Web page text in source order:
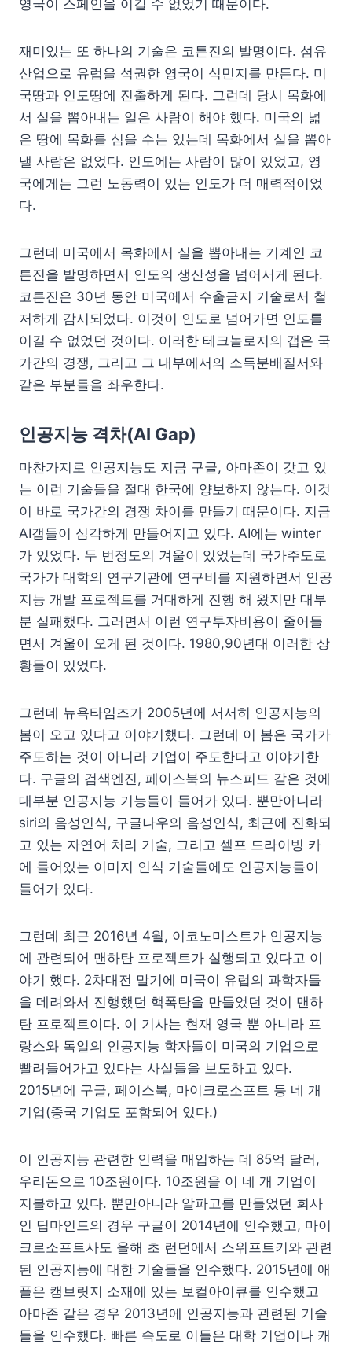
영국이 스페인을 이길 수 없었기 때문이다.
재미있는 또 하나의 기술은 코튼진의 발명이다. 섬유
산업으로 유럽을 석권한 영국이 식민지를 만든다. 미
국땅과 인도땅에 진출하게 된다. 그런데 당시 목화에
서 실을 뽑아내는 일은 사람이 해야 했다. 미국의 넓
은 땅에 목화를 심을 수는 있는데 목화에서 실을 뽑아
낼 사람은 없었다. 인도에는 사람이 많이 있었고, 영
국에게는 그런 노동력이 있는 인도가 더 매력적이었
다.
그런데 미국에서 목화에서 실을 뽑아내는 기계인 코
튼진을 발명하면서 인도의 생산성을 넘어서게 된다.
코튼진은 30년 동안 미국에서 수출금지 기술로서 철
저하게 감시되었다. 이것이 인도로 넘어가면 인도를
이길 수 없었던 것이다. 이러한 테크놀로지의 갭은 국
가간의 경쟁, 그리고 그 내부에서의 소득분배질서와
같은 부분들을 좌우한다.
인공지능 격차(AI Gap)
마찬가지로 인공지능도 지금 구글, 아마존이 갖고 있
는 이런 기술들을 절대 한국에 양보하지 않는다. 이것
이 바로 국가간의 경쟁 차이를 만들기 때문이다. 지금
AI갭들이 심각하게 만들어지고 있다. AI에는 winter
가 있었다. 두 번정도의 겨울이 있었는데 국가주도로
국가가 대학의 연구기관에 연구비를 지원하면서 인공
지능 개발 프로젝트를 거대하게 진행 해 왔지만 대부
분 실패했다. 그러면서 이런 연구투자비용이 줄어들
면서 겨울이 오게 된 것이다. 1980,90년대 이러한 상
황들이 있었다.
그런데 뉴욕타임즈가 2005년에 서서히 인공지능의
봄이 오고 있다고 이야기했다. 그런데 이 봄은 국가가
주도하는 것이 아니라 기업이 주도한다고 이야기한
다. 구글의 검색엔진, 페이스북의 뉴스피드 같은 것에
대부분 인공지능 기능들이 들어가 있다. 뿐만아니라
siri의 음성인식, 구글나우의 음성인식, 최근에 진화되
고 있는 자연어 처리 기술, 그리고 셀프 드라이빙 카
에 들어있는 이미지 인식 기술들에도 인공지능들이
들어가 있다.
그런데 최근 2016년 4월, 이코노미스트가 인공지능
에 관련되어 맨하탄 프로젝트가 실행되고 있다고 이
야기 했다. 2차대전 말기에 미국이 유럽의 과학자들
을 데려와서 진행했던 핵폭탄을 만들었던 것이 맨하
탄 프로젝트이다. 이 기사는 현재 영국 뿐 아니라 프
랑스와 독일의 인공지능 학자들이 미국의 기업으로
빨려들어가고 있다는 사실들을 보도하고 있다.
2015년에 구글, 페이스북, 마이크로소프트 등 네 개
기업(중국 기업도 포함되어 있다.)
이 인공지능 관련한 인력을 매입하는 데 85억 달러,
우리돈으로 10조원이다. 10조원을 이 네 개 기업이
지불하고 있다. 뿐만아니라 알파고를 만들었던 회사
인 딥마인드의 경우 구글이 2014년에 인수했고, 마이
크로소프트사도 올해 초 런던에서 스위프트키와 관련
된 인공지능에 대한 기술들을 인수했다. 2015년에 애
플은 캠브릿지 소재에 있는 보컬아이큐를 인수했고
아마존 같은 경우 2013년에 인공지능과 관련된 기술
들을 인수했다. 빠른 속도로 이들은 대학 기업이나 캐